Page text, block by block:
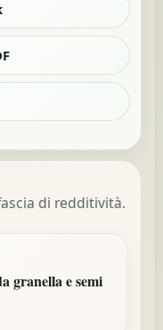
di redditività.
granella e semi